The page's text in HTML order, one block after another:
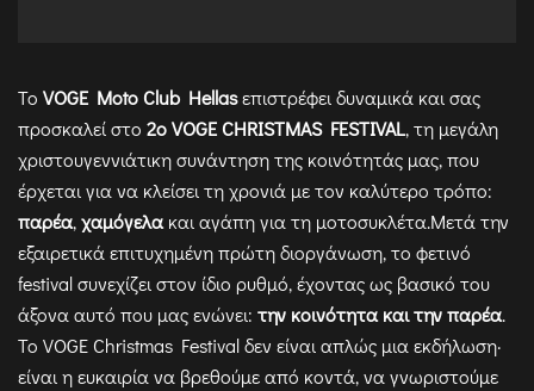
Το VOGE Moto Club Hellasεπιστρέφει δυναμικά και σας
προσκαλεί στο 2ο VOGE CHRISTMAS FESTIVAL, τη μεγάλη
χριστουγεννιάτικη συνάντηση της κοινότητάς μας, που
έρχεται για να κλείσει τη χρονιά με τον καλύτερο τρόπο:
παρέα,χαμόγελακαι αγάπη για τη μοτοσυκλέτα.Μετά την
εξαιρετικά επιτυχημένη πρώτη διοργάνωση, το φετινό
festival συνεχίζει στον ίδιο ρυθμό, έχοντας ως βασικό του
άξονα αυτό που μας ενώνει: την κοινότητα και την παρέα.
Το VOGE Christmas Festival δεν είναι απλώς μια εκδήλωση·
είναι η ευκαιρία να βρεθούμε από κοντά, να γνωριστούμε